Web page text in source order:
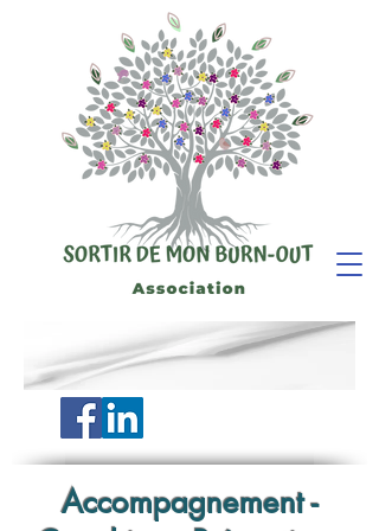
Accompagnement -